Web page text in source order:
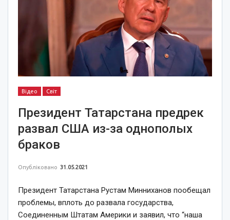
Відео Світ
Президент Татарстана предрек
развал США из-за однополых
браков
Опубліковано 31.05.2021
Президент Татарстана Рустам Минниханов пообещал
проблемы, вплоть до развала государства,
Соединенным Штатам Америки и заявил, что “наша